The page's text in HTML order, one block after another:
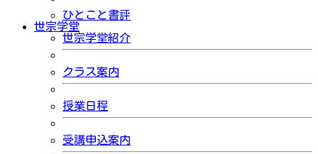
ひとこと書評
世宗学堂
世宗学堂紹介
クラス案内
授業日程
受講申込案内